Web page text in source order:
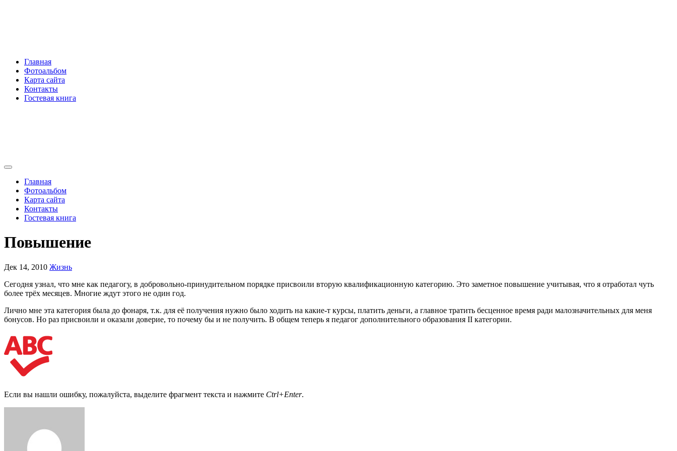
Главная
Фотоальбом
Карта сайта
Контакты
Гостевая книга
Главная
Фотоальбом
Карта сайта
Контакты
Гостевая книга
Повышение
Дек 14, 2010 Жизнь
Сегодня узнал, что мне как педагогу, в добровольно-принудительном порядке присвоили вторую квалификационную категорию. Это заметное повышение учитывая, что я отработал чуть
более трёх месяцев. Многие ждут этого не один год.
Лично мне эта категория была до фонаря, т.к. для её получения нужно было ходить на какие-т курсы, платить деньги, а главное тратить бесценное время ради малозначительных для меня
бонусов. Но раз присвоили и оказали доверие, то почему бы и не получить. В общем теперь я педагог дополнительного образования II категории.
Если вы нашли ошибку, пожалуйста, выделите фрагмент текста и нажмите Ctrl+Enter.